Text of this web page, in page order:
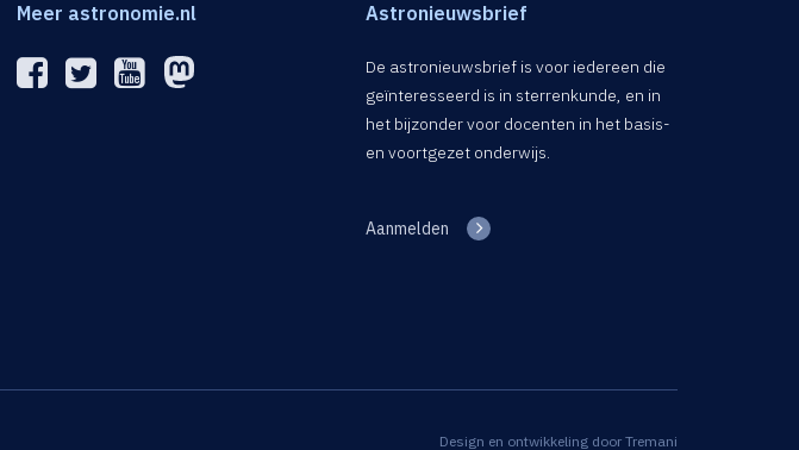
Meer astronomie.nl Astronieuwsbrief
De astronieuwsbrief is voor iedereen die
geïnteresseerd is in sterrenkunde, en in
het bijzonder voor docenten in het basis-
en voortgezet onderwijs.
Aanmelden
Design en ontwikkeling door Tremani